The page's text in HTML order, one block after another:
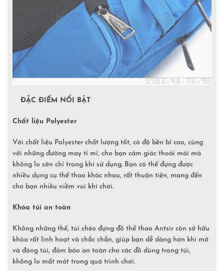
ĐẶC ĐIỂM NỔI BẬT
Chất liệu Polyester
Với chất liệu Polyester chất lượng tốt, có độ bền bỉ cao, cùng
với những đường may tỉ mỉ, cho bạn cảm giác thoải mái mà
không lo sờn chỉ trong khi sử dụng. Bạn có thể đựng được
nhiều dụng cụ thể thao khác nhau, rất thuận tiện, mang đến
cho bạn nhiều niềm vui khi chơi.
Khóa túi an toàn
Không những thế, túi chéo đựng đồ thể thao Antsir còn sở hữu
khóa rất linh hoạt và chắc chắn, giúp bạn dễ dàng hơn khi mở
và đóng túi, đảm bảo an toàn cho các đồ dùng trong túi,
không lo mất mát trong quá trình chơi.